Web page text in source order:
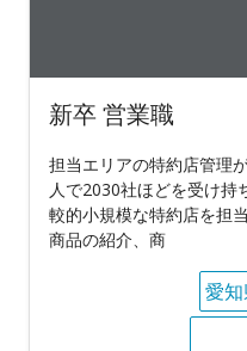
新卒 営業職
担当エリアの特約店管理
人で2030社ほどを受け持
較的小規模な特約店を担
商品の紹介、商
愛